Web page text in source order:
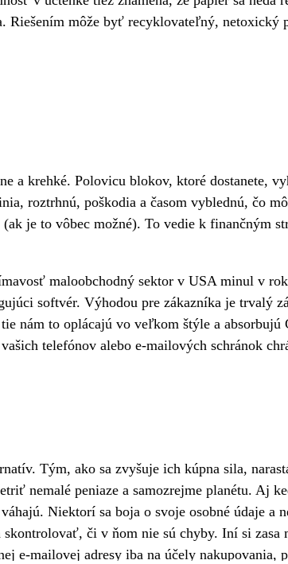
môže byť recyklovateľný, netoxický
a krehké. Polovicu blokov, ktoré dostanete,
roztrhnú, poškodia a časom vyblednú, čo
je to vôbec možné). To vedie k finančným
maloobchodný sektor v USA minul v
softvér. Výhodou pre zákazníka je trvalý
nám to oplácajú vo veľkom štýle a
telefónov alebo e-mailových schránok
Tým, ako sa zvyšuje ich kúpna sila,
nemalé peniaze a samozrejme planétu. Aj
Niektorí sa boja o svoje osobné údaje
či v ňom nie sú chyby. Iní si zasa
e-mailovej adresy iba na účely